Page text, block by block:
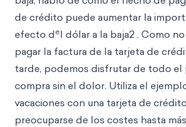
de crédito puede aumentar la
efecto del dólar a la baja2 . Como
pagar la factura de la tarjeta de
tarde, podemos disfrutar de todo el
compra sin el dolor. Utiliza el
vacaciones con una tarjeta de
preocuparse de los costes hasta